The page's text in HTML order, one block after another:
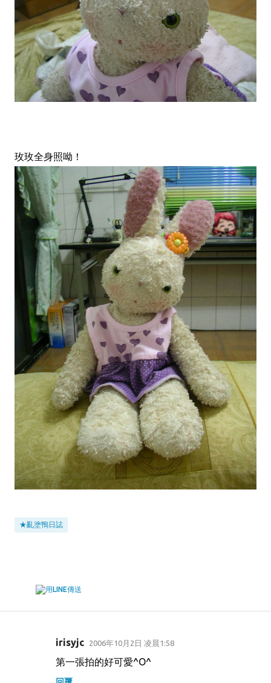
玫玫全身照呦！
★亂塗鴨日誌
irisyjc 2006年10月2日 凌晨1:58
第一張拍的好可愛^O^